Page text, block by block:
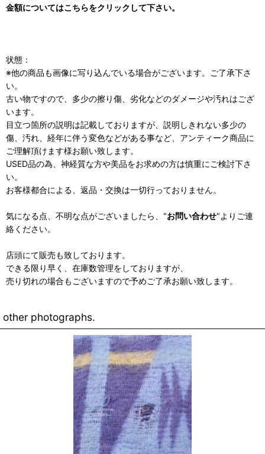
金額についてはこちらをクリックして下さい。
状態：
※他の商品も画像に写り込んでいる場合がございます。ご了承下さ
い。
古い物ですので、多少の擦り傷、劣化などのダメージや汚れはござ
います。
目立つ箇所の説明は記載しておりますが、説明しきれない多少の
傷、汚れ、経年に伴う変色などがある事など、アンティーク商品に
ご理解頂けます様お願い致します。
USED品の為、神経質な方や美品をお求めの方は慎重にご検討下さ
い。
お客様都合による、返品・交換は一切行っておりません。
気になる点、不明な点がございましたら、"お問い合わせ"よりご連
絡ください。
店頭にて販売も致しております。
できる限り早く、在庫数管理をしておりますが、
売り切れの場合もございますので予めご了承お願い致します。
other photographs.